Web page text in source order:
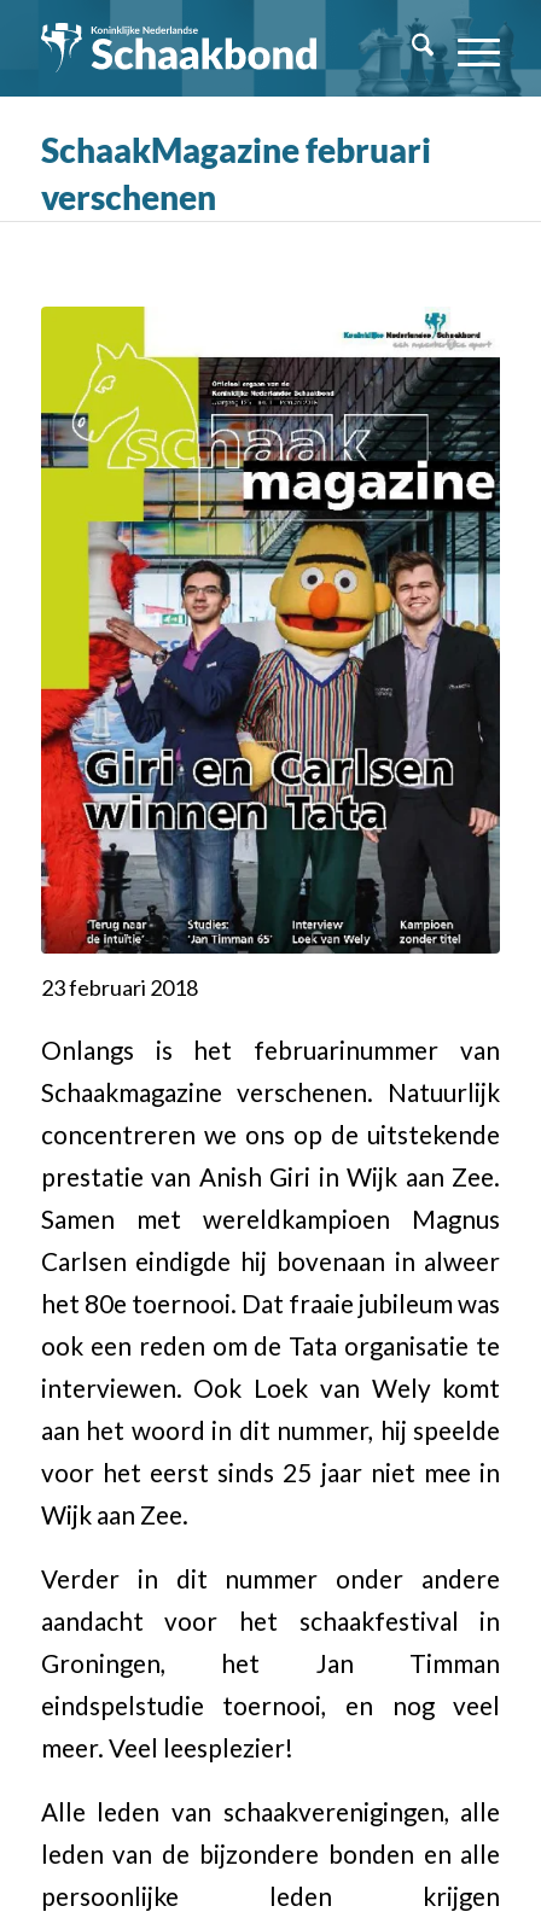
SchaakMagazine februari
verschenen
23 februari 2018
Onlangs is het februarinummer van
Schaakmagazine verschenen. Natuurlijk
concentreren we ons op de uitstekende
prestatie van Anish Giri in Wijk aan Zee.
Samen met wereldkampioen Magnus
Carlsen eindigde hij bovenaan in alweer
het 80e toernooi. Dat fraaie jubileum was
ook een reden om de Tata organisatie te
interviewen. Ook Loek van Wely komt
aan het woord in dit nummer, hij speelde
voor het eerst sinds 25 jaar niet mee in
Wijk aan Zee.
Verder in dit nummer onder andere
aandacht voor het schaakfestival in
Groningen, het Jan Timman
eindspelstudie toernooi, en nog veel
meer. Veel leesplezier!
Alle leden van schaakverenigingen, alle
leden van de bijzondere bonden en alle
persoonlijke leden krijgen